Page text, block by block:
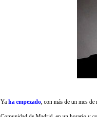
Ya ha empezado, con más de un mes